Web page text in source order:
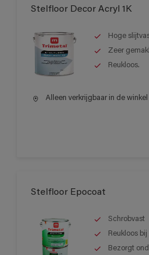
Stelfloor Decor Acryl 1K
Hoge
Zeer
Reukloos.
Alleen verkrijgbaar in de winkel
Stelfloor Epocoat
Schrobvast
Reukloos
Bezorgt